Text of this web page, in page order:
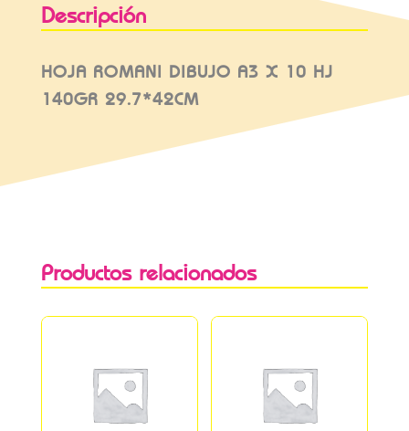
Descripción
HOJA ROMANI DIBUJO A3 X 10 HJ
140GR 29.7*42CM
Productos relacionados